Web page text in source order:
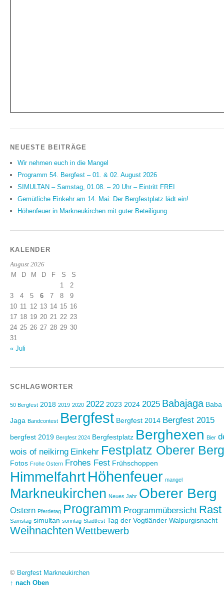
NEUESTE BEITRÄGE
Wir nehmen euch in die Mangel
Programm 54. Bergfest – 01. & 02. August 2026
SIMULTAN – Samstag, 01.08. – 20 Uhr – Eintritt FREI
Gemütliche Einkehr am 14. Mai: Der Bergfestplatz lädt ein!
Höhenfeuer in Markneukirchen mit guter Beteiligung
KALENDER
August 2026
M D M D F S
S
1
2
3
4 5 6 7 8
9
10 11 12 13 14 15 16
17 18 19 20 21 22 23
24 25 26 27 28 29 30
31
« Juli
SCHLAGWÖRTER
50 Bergfest 2018 2019 2020 2022 2023 2024 2025 Babajaga Baba
Jaga Bandcontest Bergfest Bergfest 2014 Bergfest 2015
bergfest 2019 Bergfest 2024 Bergfestplatz Berghexen Bier
wois of neikirng Einkehr Festplatz Oberer Berg
Fotos Frohe Ostern Frohes Fest Frühschoppen
HimmelfahrtHöhenfeuer mangel
Markneukirchen Neues Jahr Oberer Berg
Ostern Pferdetag Programm Programmübersicht Rast
Samstag simultan sonntag Stadtfest Tag der Vogtländer Walpurgisnacht
Weihnachten Wettbewerb
© Bergfest Markneukirchen
↑ nach Oben